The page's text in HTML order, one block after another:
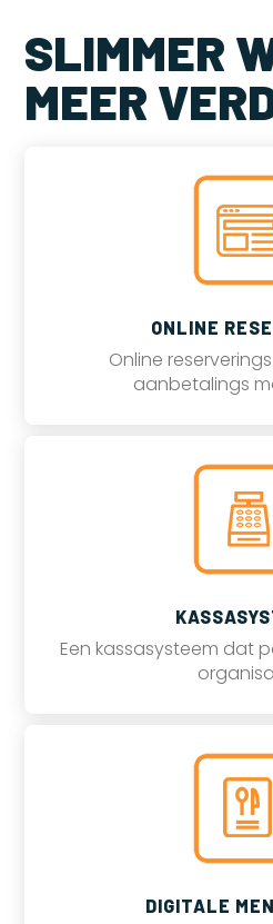
SLIMMER
MEER
ONLINE
Online
aanbetalings
Een kassasysteem dat
DIGITALE